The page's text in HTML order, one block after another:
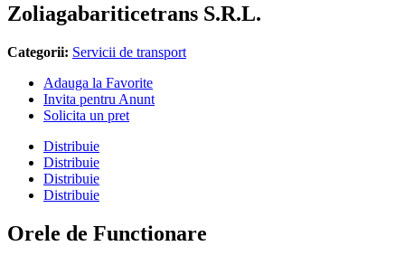
Zoliagabariticetrans S.R.L.
Categorii: Servicii de transport
Adauga la Favorite
Invita pentru Anunt
Solicita un pret
Distribuie
Distribuie
Distribuie
Distribuie
Orele de Functionare